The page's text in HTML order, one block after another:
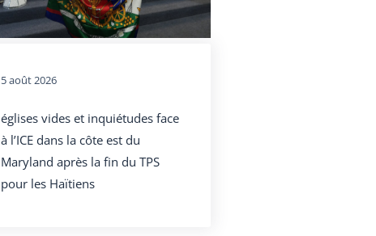
5 août 2026
églises vides et inquiétudes face
à l’ICE dans la côte est du
Maryland après la fin du TPS
pour les Haïtiens